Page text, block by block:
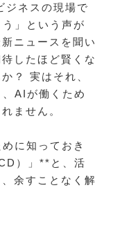
ジネスの現場で
」という声が
ニュースを聞い
したほど賢くな
？ 実はそれ、
AIが働くため
ません。
に知っておき
）」**と、活
余すことなく解